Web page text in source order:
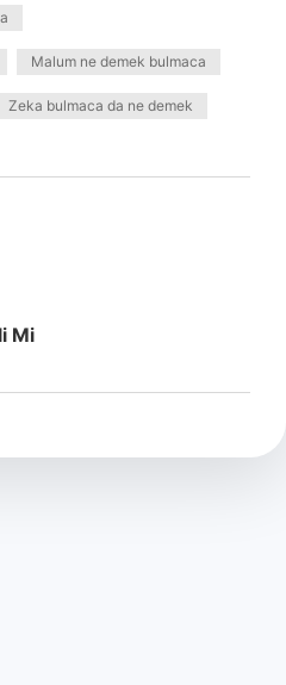
Malum ne demek bulmaca
Zeka bulmaca da ne demek
Mi